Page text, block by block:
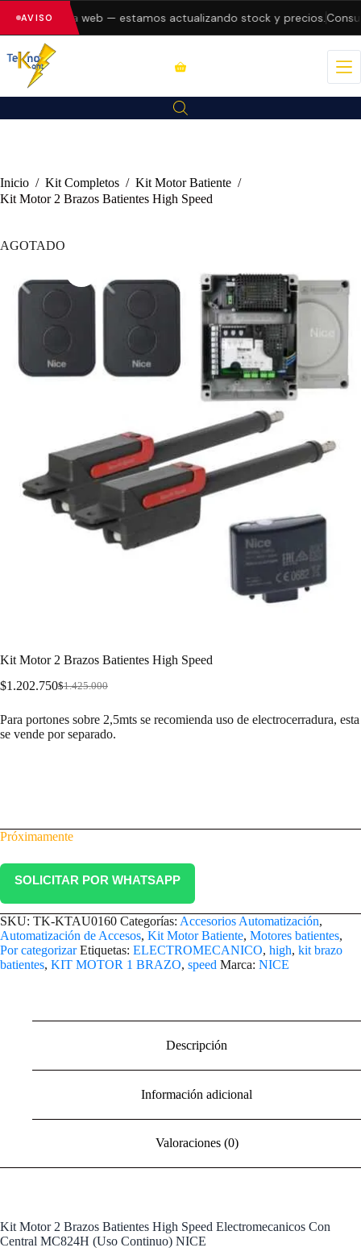
AVISOen la web — estamos actualizando stock y precios.
Inicio / Kit Completos / Kit Motor Batiente /
Kit Motor 2 Brazos Batientes High Speed
AGOTADO
Kit Motor 2 Brazos Batientes High Speed
$1.425.000
$1.202.750
Para portones sobre 2,5mts se recomienda uso de electrocerradura, esta
se vende por separado.
Próximamente
SOLICITAR POR WHATSAPP
SKU: TK-KTAU0160 Categorías: Accesorios Automatización,
Automatización de Accesos, Kit Motor Batiente, Motores batientes,
Por categorizar Etiquetas: ELECTROMECANICO, high, kit brazo
batientes, KIT MOTOR 1 BRAZO, speed Marca: NICE
Descripción
Información adicional
Valoraciones (0)
Kit Motor 2 Brazos Batientes High Speed Electromecanicos Con
Central MC824H (Uso Continuo) NICE